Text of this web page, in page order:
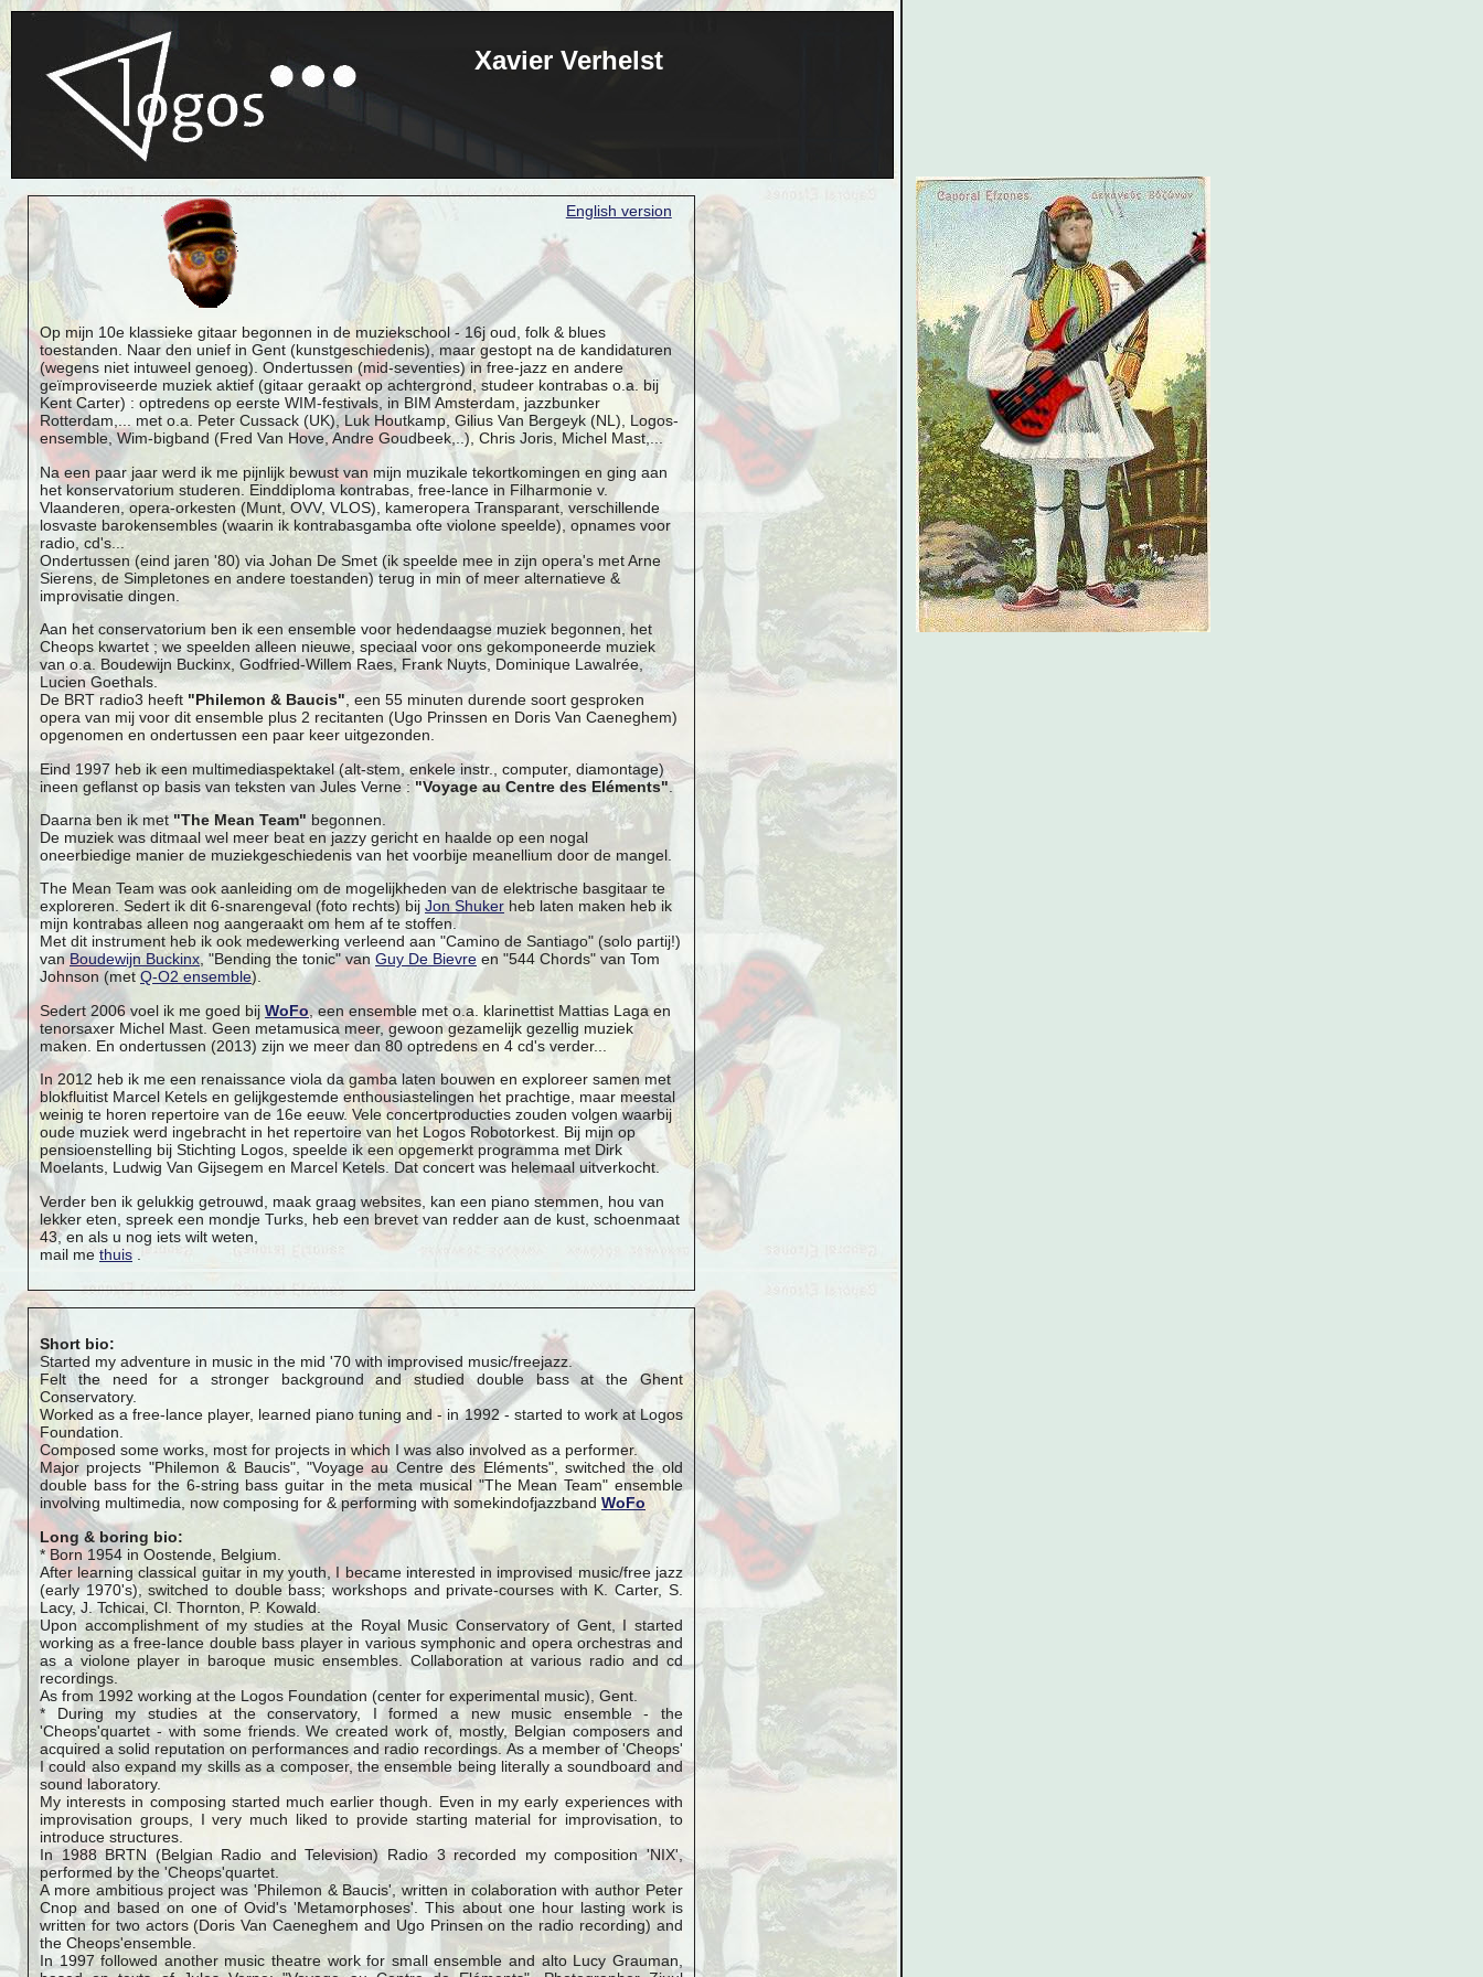
Xavier Verhelst
English version
Op mijn 10e klassieke gitaar begonnen in de muziekschool - 16j oud, folk & blues
toestanden. Naar den unief in Gent (kunstgeschiedenis), maar gestopt na de kandidaturen
(wegens niet intuweel genoeg). Ondertussen (mid-seventies) in free-jazz en andere
geïmproviseerde muziek aktief (gitaar geraakt op achtergrond, studeer kontrabas o.a. bij
Kent Carter) : optredens op eerste WIM-festivals, in BIM Amsterdam, jazzbunker
Rotterdam,... met o.a. Peter Cussack (UK), Luk Houtkamp, Gilius Van Bergeyk (NL), Logos-
ensemble, Wim-bigband (Fred Van Hove, Andre Goudbeek,..), Chris Joris, Michel Mast,...
Na een paar jaar werd ik me pijnlijk bewust van mijn muzikale tekortkomingen en ging aan
het konservatorium studeren. Einddiploma kontrabas, free-lance in Filharmonie v.
Vlaanderen, opera-orkesten (Munt, OVV, VLOS), kameropera Transparant, verschillende
losvaste barokensembles (waarin ik kontrabasgamba ofte violone speelde), opnames voor
radio, cd's...
Ondertussen (eind jaren '80) via Johan De Smet (ik speelde mee in zijn opera's met Arne
Sierens, de Simpletones en andere toestanden) terug in min of meer alternatieve &
improvisatie dingen.
Aan het conservatorium ben ik een ensemble voor hedendaagse muziek begonnen, het
Cheops kwartet ; we speelden alleen nieuwe, speciaal voor ons gekomponeerde muziek
van o.a. Boudewijn Buckinx, Godfried-Willem Raes, Frank Nuyts, Dominique Lawalrée,
Lucien Goethals.
De BRT radio3 heeft "Philemon & Baucis" , een 55 minuten durende soort gesproken
opera van mij voor dit ensemble plus 2 recitanten (Ugo Prinssen en Doris Van Caeneghem)
opgenomen en ondertussen een paar keer uitgezonden.
Eind 1997 heb ik een multimediaspektakel (alt-stem, enkele instr., computer, diamontage)
ineen geflanst op basis van teksten van Jules Verne : "Voyage au Centre des Eléments".
Daarna ben ik met "The Mean Team" begonnen.
De muziek was ditmaal wel meer beat en jazzy gericht en haalde op een nogal
oneerbiedige manier de muziekgeschiedenis van het voorbije meanellium door de mangel.
The Mean Team was ook aanleiding om de mogelijkheden van de elektrische basgitaar te
exploreren. Sedert ik dit 6-snarengeval (foto rechts) bij Jon Shuker heb laten maken heb ik
mijn kontrabas alleen nog aangeraakt om hem af te stoffen.
Met dit instrument heb ik ook medewerking verleend aan "Camino de Santiago" (solo partij!)
vanBoudewijn Buckinx, "Bending the tonic" van Guy De Bievre en "544 Chords" van Tom
Johnson (met Q-O2 ensemble).
Sedert 2006 voel ik me goed bij WoFo, een ensemble met o.a. klarinettist Mattias Laga en
tenorsaxer Michel Mast. Geen metamusica meer, gewoon gezamelijk gezellig muziek
maken. En ondertussen (2013) zijn we meer dan 80 optredens en 4 cd's verder...
In 2012 heb ik me een renaissance viola da gamba laten bouwen en exploreer samen met
blokfluitist Marcel Ketels en gelijkgestemde enthousiastelingen het prachtige, maar meestal
weinig te horen repertoire van de 16e eeuw. Vele concertproducties zouden volgen waarbij
oude muziek werd ingebracht in het repertoire van het Logos Robotorkest. Bij mijn op
pensioenstelling bij Stichting Logos, speelde ik een opgemerkt programma met Dirk
Moelants, Ludwig Van Gijsegem en Marcel Ketels. Dat concert was helemaal uitverkocht.
Verder ben ik gelukkig getrouwd, maak graag websites, kan een piano stemmen, hou van
lekker eten, spreek een mondje Turks, heb een brevet van redder aan de kust, schoenmaat
43, en als u nog iets wilt weten,
mail me thuis
Short bio:
Started my adventure in music in the mid '70 with improvised music/freejazz.
Felt the need for a stronger background and studied double bass at the Ghent
Conservatory.
Worked as a free-lance player, learned piano tuning and - in 1992 - started to work at Logos
Foundation.
Composed some works, most for projects in which I was also involved as a performer.
Major projects "Philemon & Baucis", "Voyage au Centre des Eléments", switched the old
double bass for the 6-string bass guitar in the meta musical "The Mean Team" ensemble
involving multimedia, now composing for & performing with somekindofjazzband WoFo
Long & boring bio:
* Born 1954 in Oostende, Belgium.
After learning classical guitar in my youth, I became interested in improvised music/free jazz
(early 1970's), switched to double bass; workshops and private-courses with K. Carter, S.
Lacy, J. Tchicai, Cl. Thornton, P. Kowald.
Upon accomplishment of my studies at the Royal Music Conservatory of Gent, I started
working as a free-lance double bass player in various symphonic and opera orchestras and
as a violone player in baroque music ensembles. Collaboration at various radio and cd
recordings.
As from 1992 working at the Logos Foundation (center for experimental music), Gent.
* During my studies at the conservatory, I formed a new music ensemble - the
'Cheops'quartet - with some friends. We created work of, mostly, Belgian composers and
acquired a solid reputation on performances and radio recordings. As a member of 'Cheops'
I could also expand my skills as a composer, the ensemble being literally a soundboard and
sound laboratory.
My interests in composing started much earlier though. Even in my early experiences with
improvisation groups, I very much liked to provide starting material for improvisation, to
introduce structures.
In 1988 BRTN (Belgian Radio and Television) Radio 3 recorded my composition 'NIX',
performed by the 'Cheops'quartet.
A more ambitious project was 'Philemon & Baucis', written in colaboration with author Peter
Cnop and based on one of Ovid's 'Metamorphoses'. This about one hour lasting work is
written for two actors (Doris Van Caeneghem and Ugo Prinsen on the radio recording) and
the Cheops'ensemble.
In 1997 followed another music theatre work for small ensemble and alto Lucy Grauman,